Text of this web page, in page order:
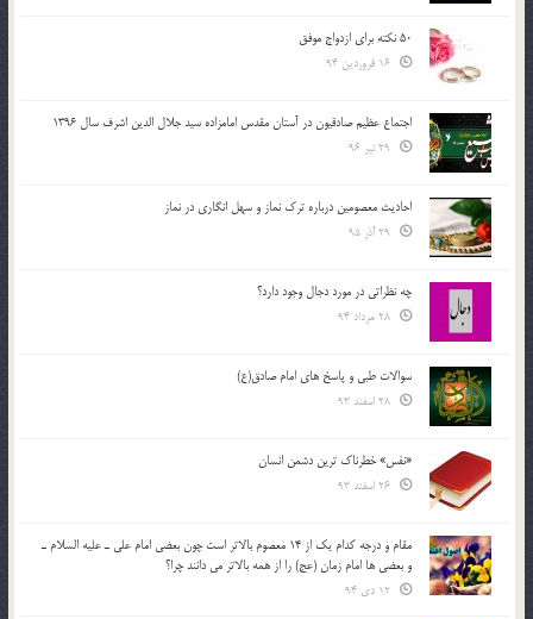
50 نکته برای ازدواج موفق
اجتماع عظیم صادقیون در آستان مقدس امامزاده سید جلال الدین اشرف سال 1396
احادیث معصومین درباره ترک نماز و سهل انگاری در نماز
چه نظراتی در مورد دجال وجود دارد؟
سوالات طبی و پاسخ های امام صادق(ع)
«نفس» خطرناک ترین دشمن انسان
مقام و درجه كدام يك از 14 معصوم بالاتر است چون بعضي امام علي ـ عليه السلام ـ
و بعضي ها امام زمان (عج) را از همه بالاتر مي دانند چرا؟